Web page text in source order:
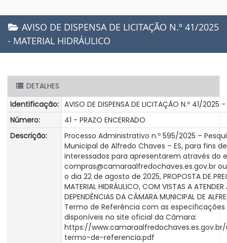
AVISO DE DISPENSA DE LICITAÇÃO N.º 41/2025
- MATERIAL HIDRÁULICO
DETALHES
Identificação: AVISO DE DISPENSA DE LICITAÇÃO N.º 41/2025 -
Número:
41 - PRAZO ENCERRADO
Descrição:
Processo Administrativo n.º 595/2025 –
Municipal de Alfredo Chaves – ES, para fins
interessados para apresentarem através do
compras@camaraalfredochaves.es.gov.br
o dia 22 de agosto de 2025, PROPOSTA DE
MATERIAL HIDRÁULICO, COM VISTAS A
DEPENDÊNCIAS DA CÂMARA MUNICIPAL DE
Termo de Referência com as
disponíveis no site oficial da Câmara:
https://
termo-de-referencia.pdf